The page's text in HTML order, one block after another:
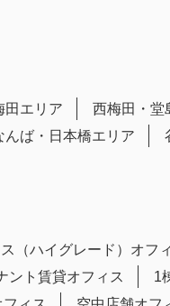
田エリア 西梅田・堂
んば・日本橋エリア
（ハイグレード）オフ
ント賃貸オフィス
1